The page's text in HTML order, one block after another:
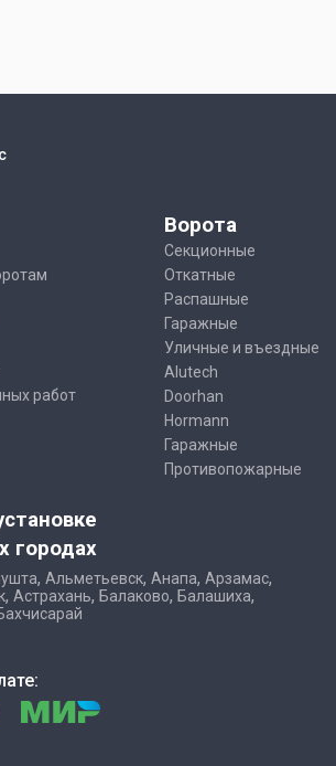
работ
Ворота
Секционные
Откатные
Распашные
Гаражные
Уличные и въездные
Alutech
Doorhan
Hormann
Гаражные
Противопожарные
городах
, Альметьевск, Анапа, Арзамас,
, Астрахань, Балаково, Балашиха,